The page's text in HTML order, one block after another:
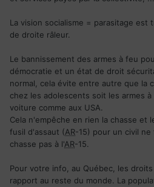
La vision socialisme = parasitage est
de droite râleur.
Le bannissement des armes à feu
démocratie et un état de droit
normal, cela évite entre autre que la
chez les adolescents soit les armes
voiture comme aux USA.
Cela n'empêche en rien la chasse et
fusil d'assaut (AR-15) pour un civil
chasse pas à l'AR-15.
Pour votre info, au Québec, les
rapport au reste du monde. La